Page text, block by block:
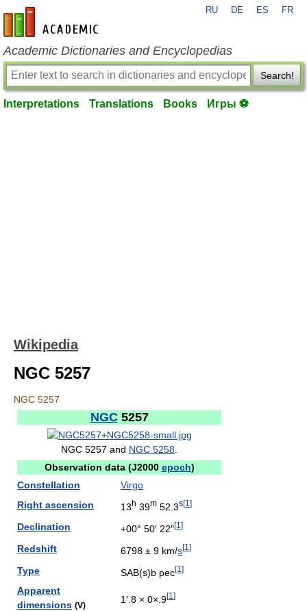
en-academic.com
RU DE ES FR
Academic Dictionaries and Encyclopedias
Search!
Interpretations Translations Books Игры ⚽
Wikipedia
NGC 5257
NGC 5257
NGC5257
NGC 5257 and NGC 5258
Observation data (J2000 epoch)
Constellation
Virgo
Right ascension
13h 39m 52.3s[1 ]
Declination +00° 50′ 22″[1 ]
Redshift 6798 ± 9 km/s[1 ]
Type SAB(s)b pec[1 ]
Apparent
dimensions (V)
1′.8 × 0×.9[1 ]